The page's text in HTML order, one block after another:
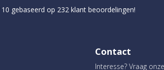
10 gebaseerd op 232klant beoordelingen!
Contact
Interesse? Vraag